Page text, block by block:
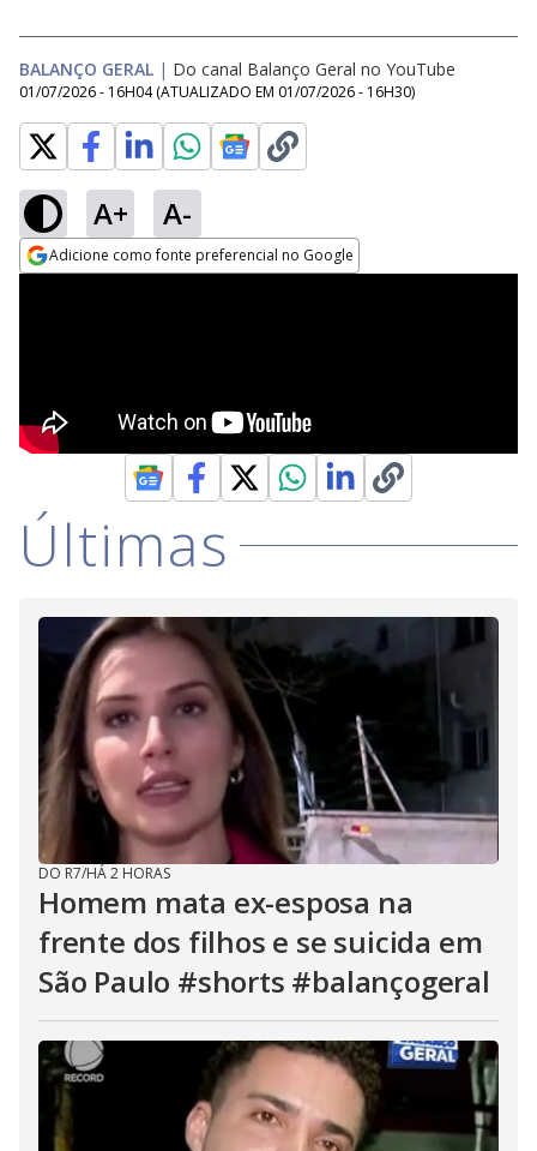
BALANÇO GERAL | Do canal Balanço Geral no YouTube
01/07/2026 - 16H04 (ATUALIZADO EM 01/07/2026 - 16H30)
A+ A-
Adicione como fonte preferencial no Google
Últimas
DO R7/HÁ 2 HORAS
Homem mata ex-esposa na
frente dos filhos e se suicida em
São Paulo #shorts #balançogeral